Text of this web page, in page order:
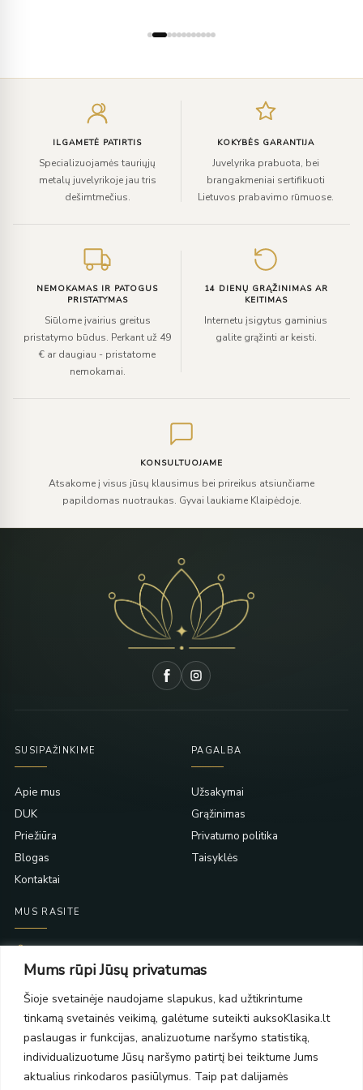
Mums rūpi Jūsų privatumas
Šioje svetainėje naudojame slapukus, kad užtikrintume
tinkamą svetainės veikimą, galėtume suteikti auksoKlasika.lt
paslaugas ir funkcijas, analizuotume naršymo statistiką,
individualizuotume Jūsų naršymo patirtį bei teiktume Jums
aktualius rinkodaros pasiūlymus. Taip pat dalijamės
ILGAMETĖ PATIRTIS
Specializuojamės tauriųjų
metalų juvelyrikoje jau tris
dešimtmečius.
KOKYBĖS GARANTIJA
Juvelyrika prabuota, bei
brangakmeniai sertifikuoti
Lietuvos prabavimo rūmuose.
NEMOKAMAS IR PATOGUS
PRISTATYMAS
Siūlome įvairius greitus
pristatymo būdus. Perkant už 49
€ ar daugiau - pristatome
nemokamai.
14 DIENŲ GRĄŽINIMAS AR
KEITIMAS
Internetu įsigytus gaminius
galite grąžinti ar keisti.
KONSULTUOJAME
Atsakome į visus jūsų klausimus bei prireikus atsiunčiame
papildomas nuotraukas. Gyvai laukiame Klaipėdoje.
SUSIPAŽINKIME
Apie mus
DUK
Priežiūra
Blogas
Kontaktai
PAGALBA
Užsakymai
Grąžinimas
Privatumo politika
Taisyklės
MUS RASITE
PC Molas, Klaipėda
PC BIG 2, Klaipėda
Šilutės pl. 35
PC Banginis, Klaipėda
NAUJIENLAIŠKIS